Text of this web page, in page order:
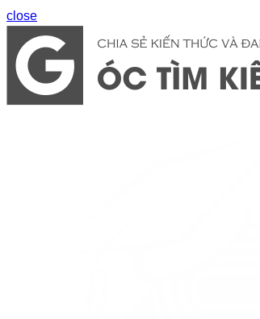
close